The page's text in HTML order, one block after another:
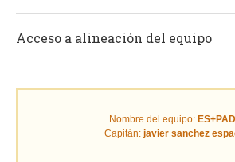
Acceso a alineación del equipo
Nombre del equipo:
Capitán: javier sanchez